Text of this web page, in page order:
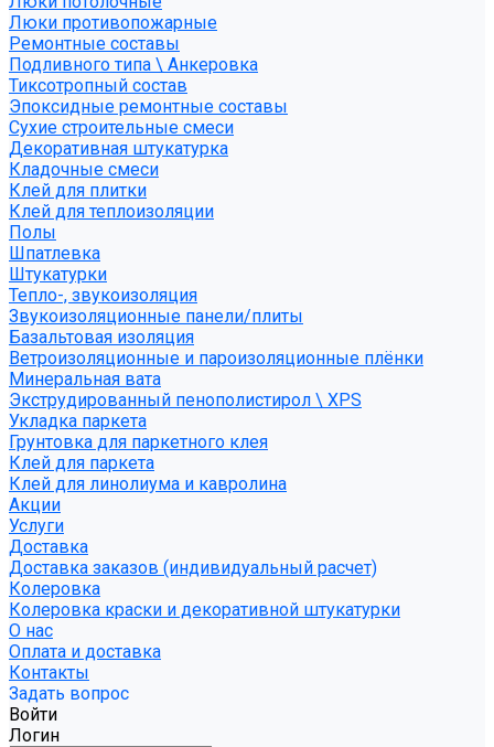
Люки противопожарные
Ремонтные составы
Подливного типа \ Анкеровка
Тиксотропный состав
Эпоксидные ремонтные составы
Сухие строительные смеси
Декоративная штукатурка
Кладочные смеси
Клей для плитки
Клей для теплоизоляции
Полы
Шпатлевка
Штукатурки
Тепло-, звукоизоляция
Звукоизоляционные панели/плиты
Базальтовая изоляция
Ветроизоляционные и пароизоляционные плёнки
Минеральная вата
Экструдированный пенополистирол \ XPS
Укладка паркета
Грунтовка для паркетного клея
Клей для паркета
Клей для линолиума и кавролина
Акции
Услуги
Доставка
Доставка заказов (индивидуальный расчет)
Колеровка
Колеровка краски и декоративной штукатурки
О нас
Оплата и доставка
Контакты
Задать вопрос
Войти
Логин